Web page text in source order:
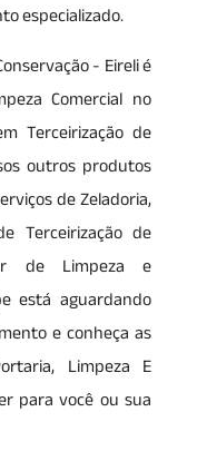
especializado.
- Eireli é
Comercial no
Terceirização de
outros produtos
de Zeladoria,
Terceirização de
de Limpeza e
está aguardando
e conheça as
Limpeza E
para você ou sua